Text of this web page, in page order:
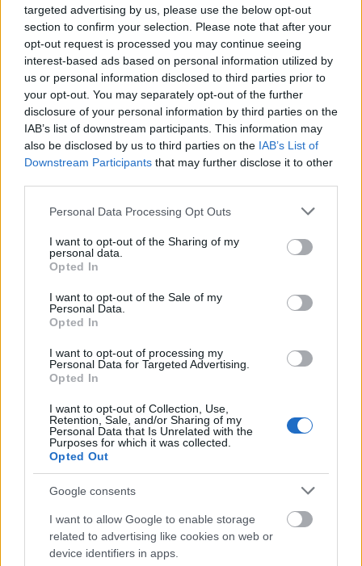
targeted advertising by us, please use the below opt-out
section to confirm your selection. Please note that after your
opt-out request is processed you may continue seeing
interest-based ads based on personal information utilized by
us or personal information disclosed to third parties prior to
your opt-out. You may separately opt-out of the further
disclosure of your personal information by third parties on the
IAB’s list of downstream participants. This information may
also be disclosed by us to third parties on the IAB’s List of
Downstream Participants that may further disclose it to other
Please note that this website/app uses one or more Google
not limited to your visit or usage behaviour. You may click to
grant or deny consent to Google and its third-party tags to
use your data for below specified purposes in below Google
consent section.
Personal Data Processing Opt Outs
I want to opt-out of the Sharing of my
personal data.
Opted In
I want to opt-out of the Sale of my
Personal Data.
Opted In
I want to opt-out of processing my
Personal Data for Targeted Advertising.
Opted In
I want to opt-out of Collection, Use,
Retention, Sale, and/or Sharing of my
Personal Data that Is Unrelated with the
Purposes for which it was collected.
Opted Out
Google consents
I want to allow Google to enable storage
related to advertising like cookies on web or
device identifiers in apps.
nyomorultakmusical került be 27,4 millió
dollárral. Billy CrystalSzülői felügyeletnélkül
című vígjátéka és Tom CruiseJack Reacher
című akciófilmje pedig fej-fej mellett 14 millió
dollár körüli bevétellel fejezte be a hetet.
Jackson A hobbitjának amerikai jegyeladásai
már 200 millió dollár fölött járnak. Észak-
Amerikán kívül további 62 országban
forgalmazzák a filmet, amiből vasárnapig
mintegy 400 millió dollár folyt be.
vártnál is jobban debütált, és meglepetést
okozott azzal, hogy a hét végén szinte ugyan
Forrás: Hirado.hu
Film Premier Quentin Tarantino J.R.R. Tolkien
MEDITATÍV UTAZÁS – A PÁN – A BELSŐ SZIGET